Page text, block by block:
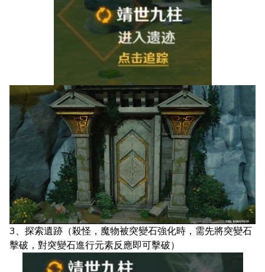
3、探索遺跡（殺怪，魔物被突變石強化時，需先將突變石
擊破，對突變石進行元素反應即可擊破）